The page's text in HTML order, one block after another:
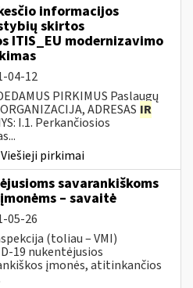
informacijos
skirtos
ITIS_EU modernizavimo
04-12
PIRKIMUS Paslaugų
ADRESAS IR
I.1. Perkančiosios
Viešieji pirkimai
savarankiškoms
– savaitė
05-26
(toliau – VMI)
19 nukentėjusios
įmonės, atitinkančios